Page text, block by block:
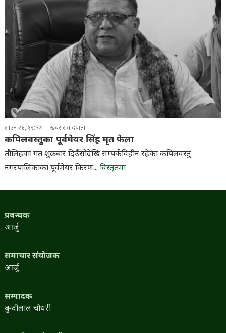
साउन २४, १२:५७ खबर संवाददाता
कपिलवस्तुका पूर्वमेयर सिंह मृत फेला
तौलिहवाः गत शुक्रबार दिउँसोदेखि सम्पर्कविहीन रहेका कपिलवस्तु
नगरपालिकाका पूर्वमेयर किरण... विस्तृतमा
प्रबन्धक
आर्जु
समाचार संयोजक
आर्जु
सम्पादक
बुन्दीलाल चौधरी